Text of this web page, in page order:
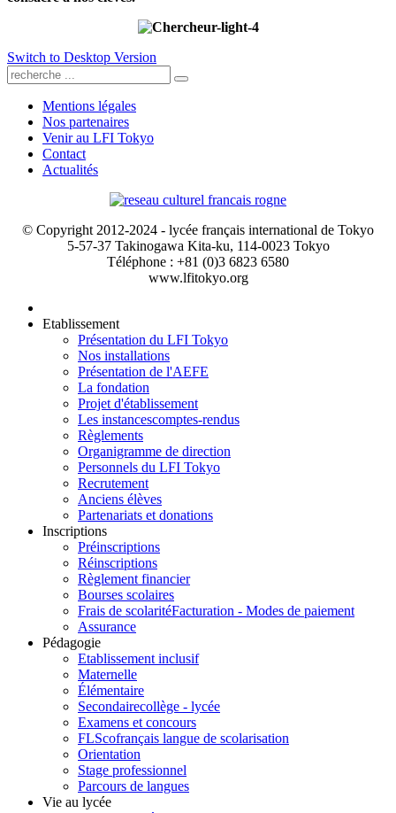
Switch to Desktop Version
Mentions légales
Nos partenaires
Venir au LFI Tokyo
Contact
Actualités
© Copyright 2012-2024 - lycée français international de Tokyo
5-57-37 Takinogawa Kita-ku, 114-0023 Tokyo
Téléphone : +81 (0)3 6823 6580
www.lfitokyo.org
Etablissement
Présentation du LFI Tokyo
Nos installations
Présentation de l'AEFE
La fondation
Projet d'établissement
Les instancescomptes-rendus
Règlements
Organigramme de direction
Personnels du LFI Tokyo
Recrutement
Anciens élèves
Partenariats et donations
Inscriptions
Préinscriptions
Réinscriptions
Règlement financier
Bourses scolaires
Frais de scolaritéFacturation - Modes de paiement
Assurance
Pédagogie
Etablissement inclusif
Maternelle
Élémentaire
Secondairecollège - lycée
Examens et concours
FLScofrançais langue de scolarisation
Orientation
Stage professionnel
Parcours de langues
Vie au lycée